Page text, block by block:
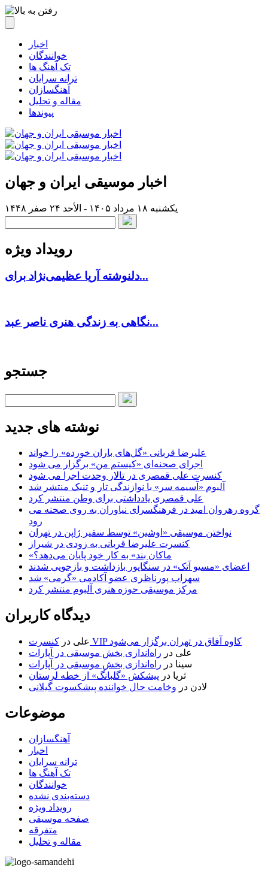
اخبار
خوانندگان
تک آهنگ ها
ترانه سرایان
آهنگسازان
مقاله و تحلیل
پیوندها
اخبار موسیقی ایران و جهان
یکشنبه ۱۸ مرداد ۱۴۰۵ - الأحد ۲۴ صفر ۱۴۴۸
رویداد ویژه
دلنوشته آریا عظیمی‌نژاد برای...
نگاهی به زندگی هنری ناصر عبد...
جستجو
نوشته های جدید
علیرضا قربانی «گل‌های باران خورده» را خواند
اجرای صحنه‌ای «کیستم من» برگزار می شود
کنسرت علی قمصری در تالار وحدت اجرا می شود
آلبوم «آسیمه سر» با نوازندگی تار و تنبک منتشر شد
علی قمصری یادداشتی برای وطن منتشر کرد
گروه رهروان امید در فرهنگسرای نیاوران به روی صحنه می
رود
نواختن موسیقی «اوشین» توسط سفیر ژاپن در تهران
کنسرت علیرضا قربانی به زودی در شیراز
«ماکان بند» به کار خود پایان می‌دهد؟
اعضای «مسیو اَتک» در سنگاپور بازداشت و بازجویی شدند
سهراب پورناظری عضو آکادمی «گرمی» شد
مرکز موسیقی حوزه هنری آلبوم منتشر کرد
دیدگاه کاربران
علی در
کنسرت VIP کاوه آفاق در تهران برگزار می‌شود
علی در راه‌اندازی بخش موسیقی در آپارات
سینا در راه‌اندازی بخش موسیقی در آپارات
ثریا در پیشکش «گلبانگ» از خطه لرستان
لادن در وخامت حال خواننده پیشکسوت گیلانی
موضوعات
آهنگسازان
اخبار
ترانه سرایان
تک آهنگ ها
خوانندگان
دسته‌بندی نشده
رویداد ویژه
صفحه موسیقی
متفرقه
مقاله و تحلیل